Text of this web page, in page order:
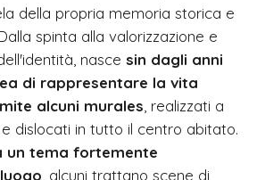
della propria memoria storica e
spinta alla valorizzazione e
nasce sin dagli anni
di rappresentare la vita
alcuni murales , realizzati a
dislocati in tutto il centro abitato.
un tema fortemente
, alcuni trattano scene di